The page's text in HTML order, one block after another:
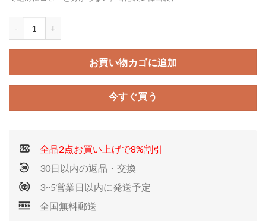
お買い物カゴに追加
今すぐ買う
全品2点お買い上げで8%割引
30日以内の返品・交換
3~5営業日以内に発送予定
全国無料郵送